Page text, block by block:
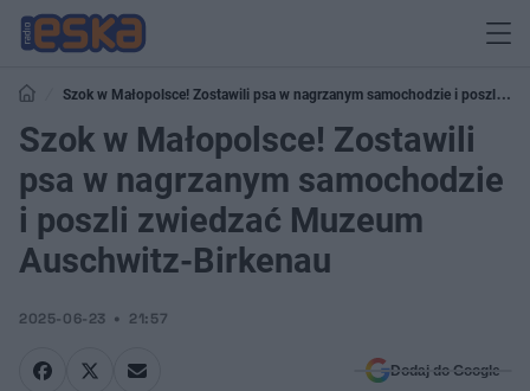
Szok w Małopolsce! Zostawili psa w nagrzanym samochodzie i poszli
zwiedzać Muzeum Auschwitz-Birkenau
Szok w Małopolsce! Zostawili
psa w nagrzanym samochodzie
i poszli zwiedzać Muzeum
Auschwitz-Birkenau
2025-06-23 21:57
Dodaj do Google